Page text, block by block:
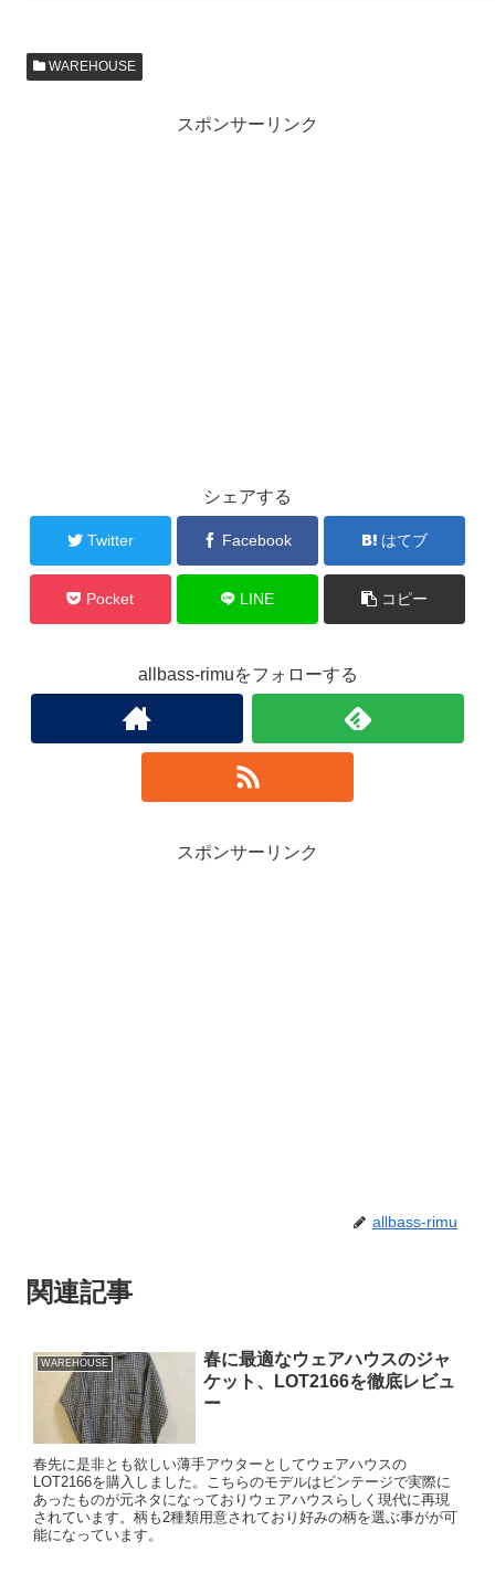
WAREHOUSE
スポンサーリンク
シェアする
Twitter Facebook はてブ
Pocket LINE コピー
allbass-rimuをフォローする
スポンサーリンク
allbass-rimu
関連記事
WAREHOUSE
春に最適なウェアハウスのジャ
ケット、LOT2166を徹底レビュ
ー
春先に是非とも欲しい薄手アウターとしてウェアハウスの
LOT2166を購入しました。こちらのモデルはビンテージで実際に
あったものが元ネタになっておりウェアハウスらしく現代に再現
されています。柄も2種類用意されており好みの柄を選ぶ事がが可
能になっています。